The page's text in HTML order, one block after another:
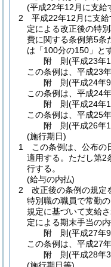
(平成22年12月に支給
2
平成22年12月に支
定による改正後の特
費に関する条例第5条
は「100分の150」と
附 則(平成23年
この条例は、平成23
附 則(平成24年
この条例は、平成24
附 則(平成24年
この条例は、平成25
附 則(平成26年
(施行期日)
1
この条例は、公布の
適用する。 ただし第2
行する。
(給与の内払)
2
改正後の条例の規定
特別職の職員で常勤
規定に基づいて支給
定による期末手当の内
附 則(平成27年
この条例は、平成27
附 則(平成28年